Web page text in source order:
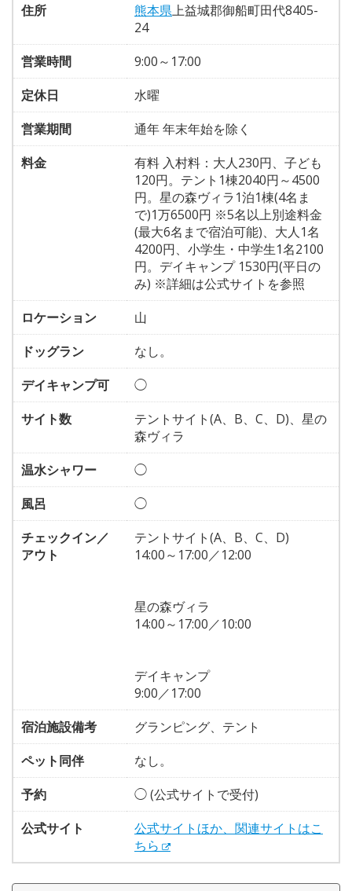
住所
熊本県上益城郡御船町田代8405-
24
営業時間
9:00～17:00
定休日
水曜
営業期間
通年 年末年始を除く
料金
有料 入村料：大人230円、子ども
120円。テント1棟2040円～4500
円。星の森ヴィラ1泊1棟(4名ま
で)1万6500円 ※5名以上別途料金
(最大6名まで宿泊可能)、大人1名
4200円、小学生・中学生1名2100
円。デイキャンプ 1530円(平日の
み) ※詳細は公式サイトを参照
ロケーション
山
ドッグラン
なし。
デイキャンプ可
◯
サイト数
テントサイト(A、B、C、D)、星の
森ヴィラ
温水シャワー
◯
風呂
◯
チェックイン／
アウト
テントサイト(A、B、C、D)
14:00～17:00／12:00
星の森ヴィラ
14:00～17:00／10:00
デイキャンプ
9:00／17:00
宿泊施設備考
グランピング、テント
ペット同伴
なし。
予約
◯ (公式サイトで受付)
公式サイト
公式サイトほか、関連サイトはこ
ちら